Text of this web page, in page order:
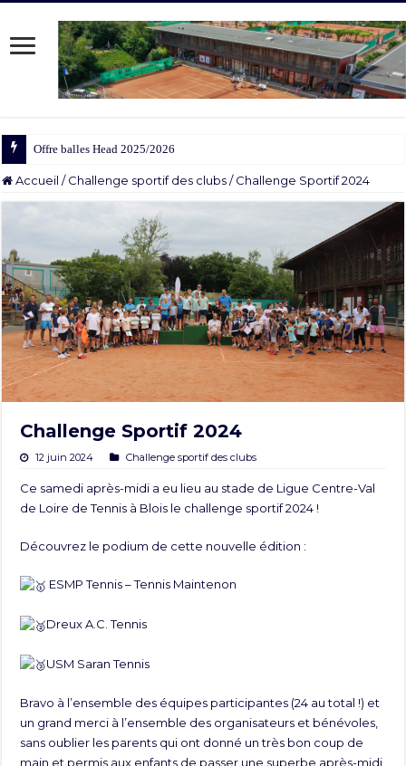
Offre balles Head 2025/2026
Accueil / Challenge sportif des clubs / Challenge Sportif 2024
Challenge Sportif 2024
12 juin 2024 Challenge sportif des clubs
Ce samedi après-midi a eu lieu au stade de Ligue Centre-Val
de Loire de Tennis à Blois le challenge sportif 2024 !
Découvrez le podium de cette nouvelle édition :
ESMP Tennis – Tennis Maintenon
Dreux A.C. Tennis
USM Saran Tennis
Bravo à l’ensemble des équipes participantes (24 au total !) et
un grand merci à l’ensemble des organisateurs et bénévoles,
sans oublier les parents qui ont donné un très bon coup de
main et permis aux enfants de passer une superbe après-midi